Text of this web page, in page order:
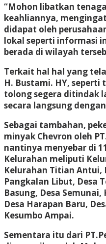
“Mohon libatkan
keahliannya,
didapat oleh
lokal seperti informasi
berada di wilayah
Terkait hal hal yang
H. Bustami. HY,
tolong segera ditindak
secara langsung
Sebagai tambahan,
minyak Chevron oleh
nantinya menyebar di
Kelurahan meliputi
Kelurahan Titian Antui,
Pangkalan Libut, Desa
Basung, Desa
Desa Harapan Baru,
Kesumbo Ampai.
Sementara itu dari